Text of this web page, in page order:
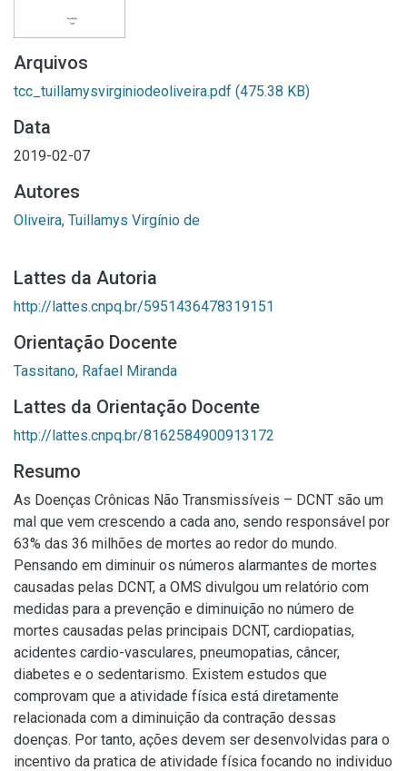
Arquivos
tcc_tuillamysvirginiodeoliveira.pdf (475.38 KB)
Data
2019-02-07
Autores
Oliveira, Tuillamys Virgínio de
Lattes da Autoria
http://lattes.cnpq.br/5951436478319151
Orientação Docente
Tassitano, Rafael Miranda
Lattes da Orientação Docente
http://lattes.cnpq.br/8162584900913172
Resumo
As Doenças Crônicas Não Transmissíveis – DCNT são um
mal que vem crescendo a cada ano, sendo responsável por
63% das 36 milhões de mortes ao redor do mundo.
Pensando em diminuir os números alarmantes de mortes
causadas pelas DCNT, a OMS divulgou um relatório com
medidas para a prevenção e diminuição no número de
mortes causadas pelas principais DCNT, cardiopatias,
acidentes cardio-vasculares, pneumopatias, câncer,
diabetes e o sedentarismo. Existem estudos que
comprovam que a atividade física está diretamente
relacionada com a diminuição da contração dessas
doenças. Por tanto, ações devem ser desenvolvidas para o
incentivo da pratica de atividade física focando no individuo